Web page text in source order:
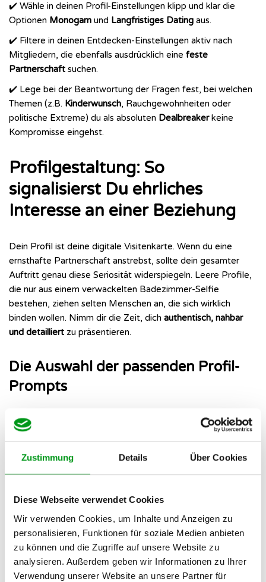
Zustimmung Details Über Cookies
Diese Webseite verwendet Cookies
Wir verwenden Cookies, um Inhalte und Anzeigen zu
personalisieren, Funktionen für soziale Medien anbieten
zu können und die Zugriffe auf unsere Website zu
analysieren. Außerdem geben wir Informationen zu Ihrer
Verwendung unserer Website an unsere Partner für
✔️ Wähle in deinen Profil-Einstellungen klipp und klar die
Optionen Monogam und Langfristiges Dating aus.
✔️ Filtere in deinen Entdecken-Einstellungen aktiv nach
Mitgliedern, die ebenfalls ausdrücklich eine feste
Partnerschaft suchen.
✔️ Lege bei der Beantwortung der Fragen fest, bei welchen
Themen (z.B. Kinderwunsch, Rauchgewohnheiten oder
politische Extreme) du als absoluten Dealbreakerkeine
Kompromisse eingehst.
Profilgestaltung: So
signalisierst Du ehrliches
Interesse an einer Beziehung
Dein Profil ist deine digitale Visitenkarte. Wenn du eine
ernsthafte Partnerschaft anstrebst, sollte dein gesamter
Auftritt genau diese Seriosität widerspiegeln. Leere Profile,
die nur aus einem verwackelten Badezimmer-Selfie
bestehen, ziehen selten Menschen an, die sich wirklich
binden wollen. Nimm dir die Zeit, dich authentisch, nahbar
und detailliert zu präsentieren.
Die Auswahl der passenden Profil-
Prompts
OkCupid arbeitet mit sogenannten Profil-Prompts. Das sind
vorgefertigte Satzanfänge, die du in eigenen Worten
vervollständigst. Diese kleinen Textblöcke sind Gold wert,
um zwischen den Zeilen zu zeigen, dass du bereit für etwas
Festes bist. Wähle Prompts, die tiefere Einblicke gewähren
💬 Das Geheimnis einer erfolgreichen Beziehung ist…
(Erlaubt dir, deine Partnerschaftswertewie Kommunikation,
Treue oder Augenhöhe direkt auf den Punkt zu bringen.)
💬 Ich verbringe viel Zeit mit der Überlegung… (Bietet Raum